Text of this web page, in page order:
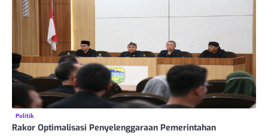
Politik
Rakor Optimalisasi Penyelenggaraan Pemerintahan